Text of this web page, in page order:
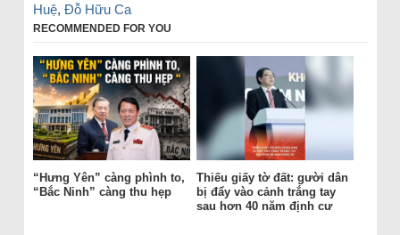
Huệ, Đỗ Hữu Ca
RECOMMENDED FOR YOU
“Hưng Yên” càng phình to,
“Bắc Ninh” càng thu hẹp
Thiếu giấy tờ đất: gười dân
bị đẩy vào cảnh trắng tay
sau hơn 40 năm định cư